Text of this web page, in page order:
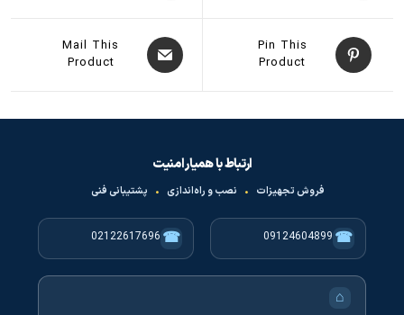
Pin This
Product
Mail This
Product
ارتباط با همیار امنیت
فروش تجهیزات • نصب و راه‌اندازی • پشتیبانی فنی
☎
09124604899
☎
02122617696
⌂